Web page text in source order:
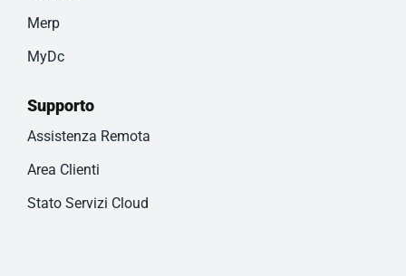
Merp
MyDc
Supporto
Assistenza Remota
Area Clienti
Stato Servizi Cloud